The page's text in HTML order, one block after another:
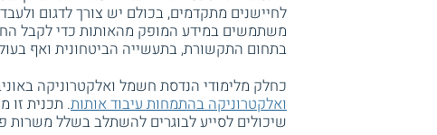
לחיישנים מתקדמים, בכולם יש צורך לדגום
משתמשים במידע המופק מהאותות כדי לקבל
בתחום התקשורת, בתעשייה הביטחונית ואף
כחלק מלימודי הנדסת חשמל ואלקטרוניקה
ואלקטרוניקה בהתמחות עיבוד אותות. תכנית זו
שיכולים לסייע לבוגרים להשתלב בשלל משרות